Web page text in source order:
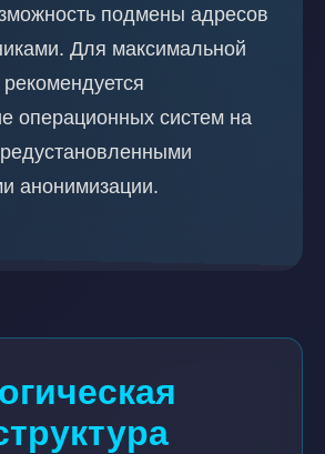
подмены адресов
Для максимальной
операционных систем на
анонимизации.